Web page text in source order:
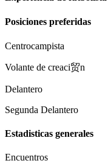
Posiciones preferidas
Centrocampista
Volante de creaci贸n
Delantero
Segunda Delantero
Estadisticas generales
Encuentros